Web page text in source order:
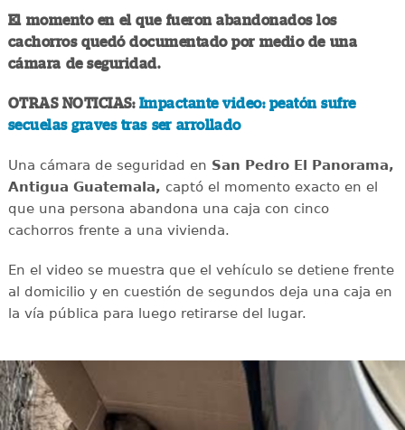
El momento en el que fueron abandonados los
cachorros quedó documentado por medio de una
cámara de seguridad.
OTRAS NOTICIAS: Impactante video: peatón sufre
secuelas graves tras ser arrollado
Una cámara de seguridad en San Pedro El Panorama,
Antigua Guatemala, captó el momento exacto en el
que una persona abandona una caja con cinco
cachorros frente a una vivienda.
En el video se muestra que el vehículo se detiene frente
al domicilio y en cuestión de segundos deja una caja en
la vía pública para luego retirarse del lugar.